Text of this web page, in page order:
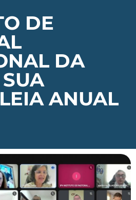
DE
DA
ANUAL